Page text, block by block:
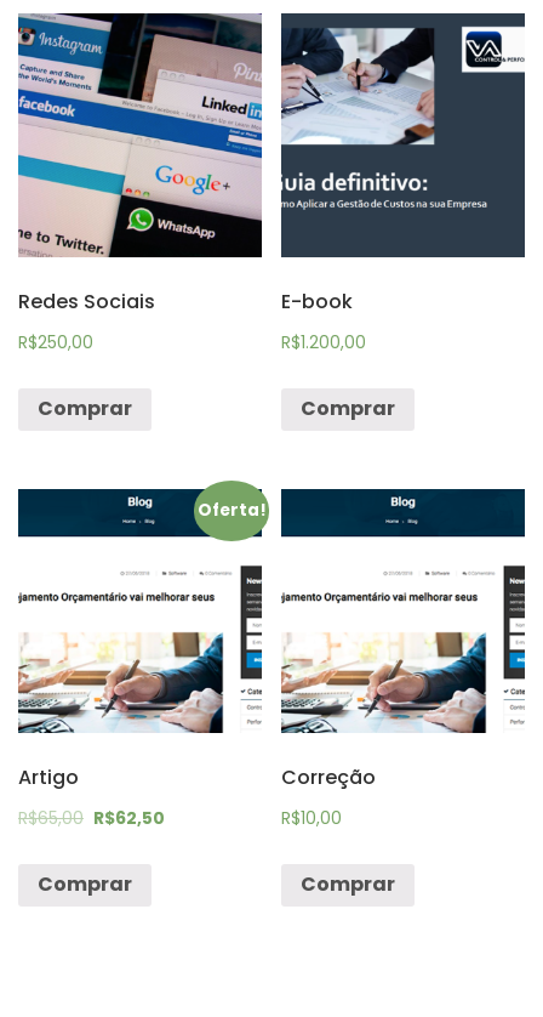
Redes Sociais
R$250,00
Comprar
E-book
R$1.200,00
Comprar
Oferta!
Artigo
R$65,00 R$62,50
Comprar
Correção
R$10,00
Comprar